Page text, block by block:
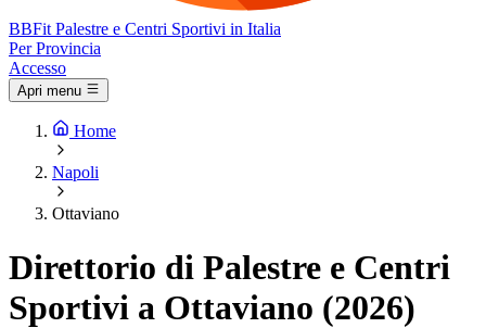
BBFit Palestre e Centri Sportivi in Italia
Per Provincia
Accesso
Apri menu
Home
Napoli
Ottaviano
Direttorio di Palestre e Centri
Sportivi a Ottaviano (2026)